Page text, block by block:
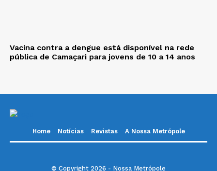
Vacina contra a dengue está disponível na rede
pública de Camaçari para jovens de 10 a 14 anos
Home Notícias Revistas A Nossa Metrópole
© Copyright 2026 - Nossa Metrópole